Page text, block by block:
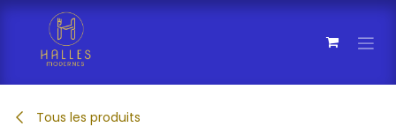
Se rendre au contenu
Tous les produits